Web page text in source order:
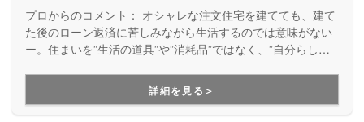
プロからのコメント： オシャレな注文住宅を建てても、建て
た後のローン返済に苦しみながら生活するのでは意味がない
ー。住まいを”生活の道具”や”消耗品”ではなく、”自分らしさ
え、デザイン性とコストパフォーマンスの両立を実現してく
れるブランドです。月々無理なくお支払いできる価格で、理
想の家づくりを叶えてくれます。
詳細を見る＞